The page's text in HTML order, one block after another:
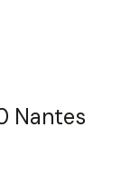
Nantes